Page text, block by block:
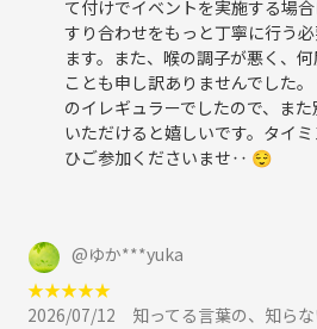
て付けでイベントを実施する場
すり合わせをもっと丁寧に行う
ます。また、喉の調子が悪く、
ことも申し訳ありませんでした
のイレギュラーでしたので、ま
いただけると嬉しいです。タイ
ひご参加くださいませ‥ 😌
@ゆか***yuka
★★★★★
2026/07/12
知ってる言葉の、知らない世界 ／